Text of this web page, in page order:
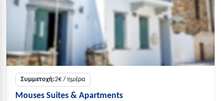
Συμμετοχή:2€ / ημέρα
Mouses Suites & Apartments